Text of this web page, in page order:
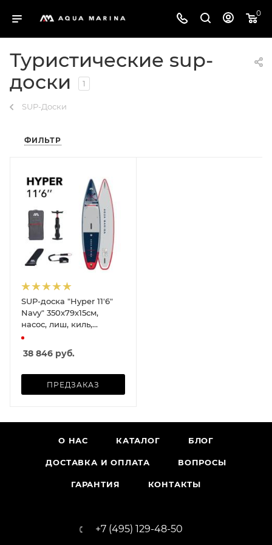
0
Туристические sup-
доски
1
SUP-Доски
ФИЛЬТР
SUP-доска "Hyper 11'6"
Navy" 350х79х15см,
насос, лиш, киль,
ремнабор, сумка, до
38 846 руб.
ПРЕДЗАКАЗ
О НАС КАТАЛОГ БЛОГ
ДОСТАВКА И ОПЛАТА ВОПРОСЫ
ГАРАНТИЯ КОНТАКТЫ
+7 (495) 129-48-50